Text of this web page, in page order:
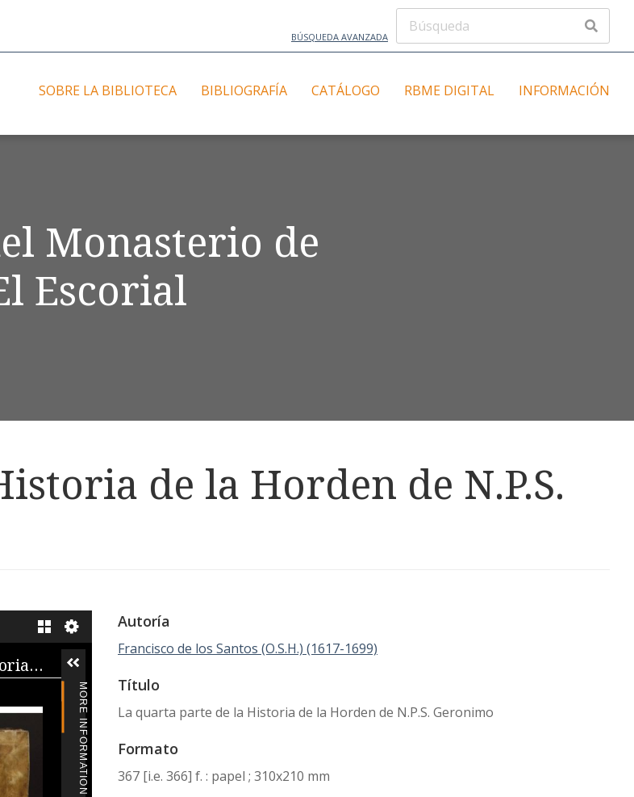
BÚSQUEDA AVANZADA
SOBRE LA BIBLIOTECA BIBLIOGRAFÍA CATÁLOGO RBME DIGITAL INFORMACIÓN
Monasterio de
Escorial
de la Horden de N.P.S.
GALLERY
La quarta parte de la Historia de la Horden de N.P.S. Geronimo
MORE INFORMATION
Autoría
Francisco de los Santos (O.S.H.) (1617-1699)
Título
La quarta parte de la Historia de la Horden de N.P.S. Geronimo
Formato
367 [i.e. 366] f. : papel ; 310x210 mm